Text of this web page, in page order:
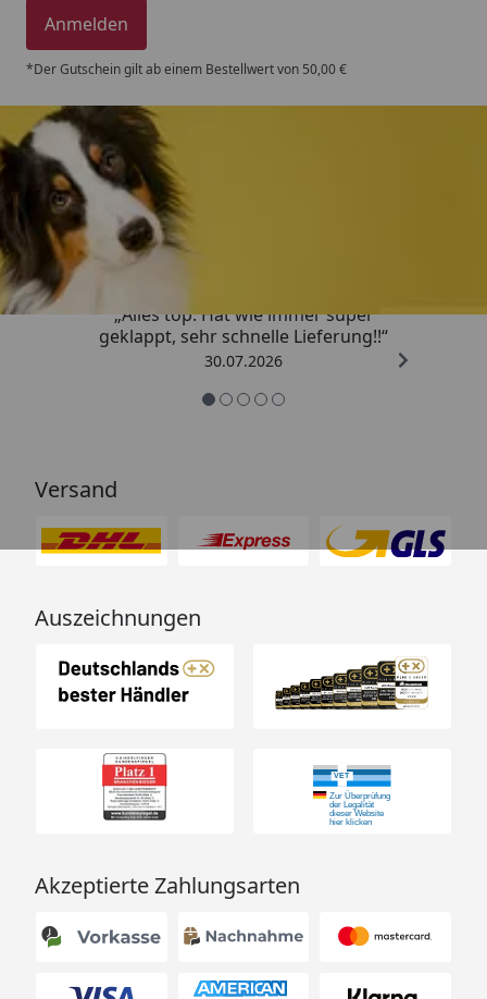
Anmelden
*Der Gutschein gilt ab einem Bestellwert von 50,00 €
Trusted Shops
„Alles top. Hat wie immer super
geklappt, sehr schnelle Lieferung!!“
30.07.2026
Versand
Auszeichnungen
Akzeptierte Zahlungsarten